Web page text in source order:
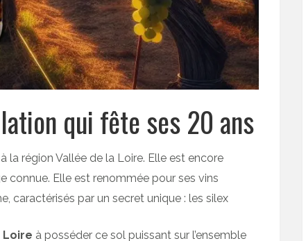
qui fête ses 20 ans
région Vallée de la Loire. Elle est encore
connue. Elle est renommée pour ses vins
caractérisés par un secret unique : les silex
Loire à posséder ce sol puissant sur l’ensemble